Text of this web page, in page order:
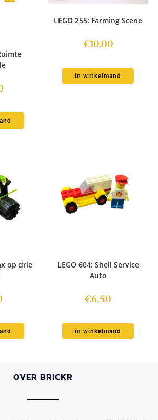
LEGO 255: Farming Scene
€10.00
in winkelmand
op drie
LEGO 604: Shell Service
Auto
€6.50
in winkelmand
OVER BRICKR